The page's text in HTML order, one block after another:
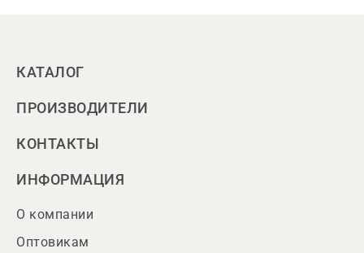
КАТАЛОГ
ПРОИЗВОДИТЕЛИ
КОНТАКТЫ
ИНФОРМАЦИЯ
О компании
Оптовикам